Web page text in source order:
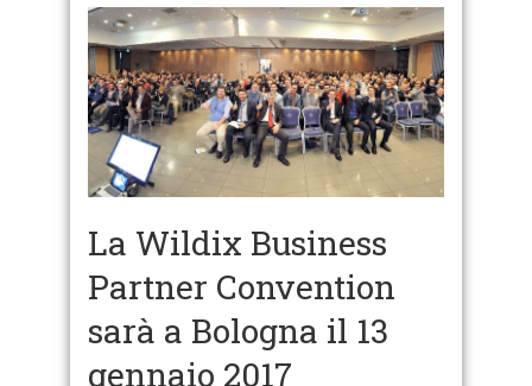
La Wildix Business
Partner Convention
sarà a Bologna il 13
gennaio 2017